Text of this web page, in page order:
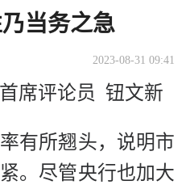
当务之急
2023-08-31 09:41
席评论员 钮文新
有所翘头，说明市
。尽管央行也加大